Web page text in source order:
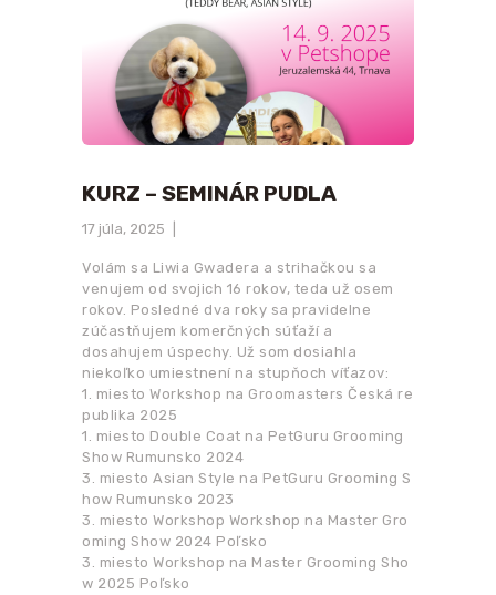
KURZ – SEMINÁR PUDLA
17 júla, 2025
Volám sa Liwia Gwadera a strihačkou sa
venujem od svojich 16 rokov, teda už osem
rokov. Posledné dva roky sa pravidelne
zúčastňujem komerčných súťaží a
dosahujem úspechy. Už som dosiahla
niekoľko umiestnení na stupňoch víťazov:
1. miesto Workshop na Groomasters Česká re
publika 2025
1. miesto Double Coat na PetGuru Grooming
Show Rumunsko 2024
3. miesto Asian Style na PetGuru Grooming S
how Rumunsko 2023
3. miesto Workshop Workshop na Master Gro
oming Show 2024 Poľsko
3. miesto Workshop na Master Grooming Sho
w 2025 Poľsko